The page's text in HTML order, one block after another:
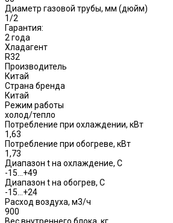
Диаметр газовой трубы, мм (дюйм)
1/2
Гарантия:
2 года
Хладагент
R32
Производитель
Китай
Страна бренда
Китай
Режим работы
холод/тепло
Потребление при охлаждении, кВт
1,63
Потребление при обогреве, кВт
1,73
Диапазон t на охлаждение, С
-15…+49
Диапазон t на обогрев, С
-15…+24
Расход воздуха, м3/ч
900
Вес внутреннего блока, кг